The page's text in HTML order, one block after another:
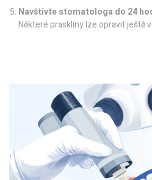
Navštivte stomatologa do 24
Některé praskliny lze opravit ještě